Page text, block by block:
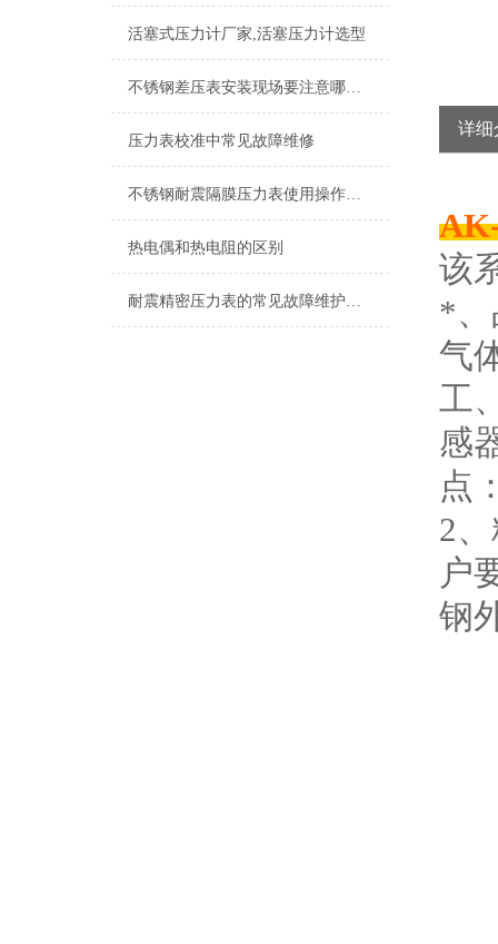
活塞式压力计厂家,活塞压力计选型
不锈钢差压表安装现场要注意哪些常规的知识
压力表校准中常见故障维修
不锈钢耐震隔膜压力表使用操作工作环境
热电偶和热电阻的区别
耐震精密压力表的常见故障维护保养
详细
该
*、
气
工
感
点
2
户
钢